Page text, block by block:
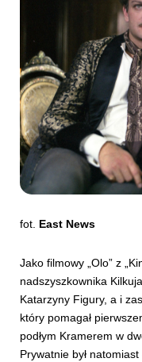
fot. East News
Jako filmowy „Olo” z
nadszyszkownika
Katarzyny Figury, a i
który pomagał
podłym Kramerem w
Prywatnie był natomiast